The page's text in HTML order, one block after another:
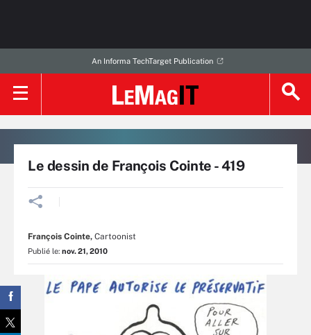
An Informa TechTarget Publication
Le dessin de François Cointe - 419
François Cointe, Cartoonist
Publié le: nov. 21, 2010